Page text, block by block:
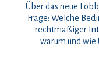
Über das neue
Frage: Welche
rechtmäßiger
warum und